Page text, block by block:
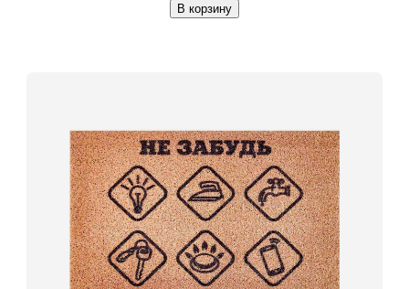
В корзину